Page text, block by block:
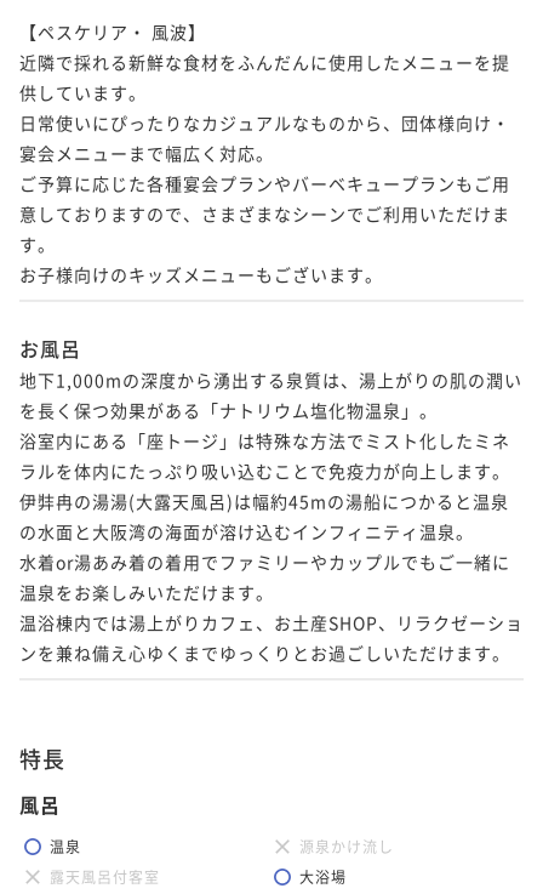
【ペスケリア・ 風波】
近隣で採れる新鮮な食材をふんだんに使用したメニューを提
供しています。
日常使いにぴったりなカジュアルなものから、団体様向け・
宴会メニューまで幅広く対応。
ご予算に応じた各種宴会プランやバーベキュープランもご用
意しておりますので、さまざまなシーンでご利用いただけま
す。
お子様向けのキッズメニューもございます。
お風呂
地下1,000mの深度から湧出する泉質は、湯上がりの肌の潤い
を長く保つ効果がある「ナトリウム塩化物温泉」。
浴室内にある「座トージ」は特殊な方法でミスト化したミネ
ラルを体内にたっぷり吸い込むことで免疫力が向上します。
伊弉冉の湯湯(大露天風呂)は幅約45mの湯船につかると温泉
の水面と大阪湾の海面が溶け込むインフィニティ温泉。
水着or湯あみ着の着用でファミリーやカップルでもご一緒に
温泉をお楽しみいただけます。
温浴棟内では湯上がりカフェ、お土産SHOP、リラクゼーショ
ンを兼ね備え心ゆくまでゆっくりとお過ごしいただけます。
特長
風呂
温泉
源泉かけ流し
露天風呂付客室
大浴場